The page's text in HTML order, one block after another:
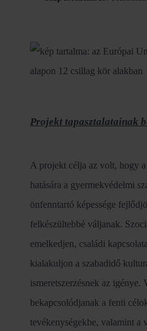
Projekt tapasztalatainak
A projekt célja az volt, hogy
hatására a gyermekvédelmi
önfenntartó képessége
felkészültebbé váljanak.
emelkedjen, családi
kialakuljon a szabadidő
ismeretszerzésnek az igénye.
bekapcsolódjanak a fenti
tevékenységekbe, valamint a